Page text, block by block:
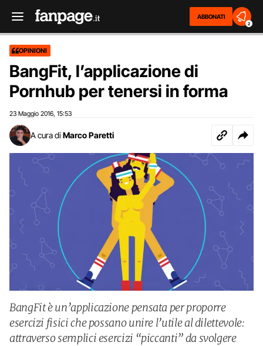
ABBONATI
2
OPINIONI
BangFit, l’applicazione di
Pornhub per tenersi in forma
23 Maggio 2016 15:53
A cura di Marco Paretti
BangFit è un’applicazione pensata per proporre
esercizi fisici che possano unire l’utile al dilettevole:
attraverso semplici esercizi “piccanti” da svolgere